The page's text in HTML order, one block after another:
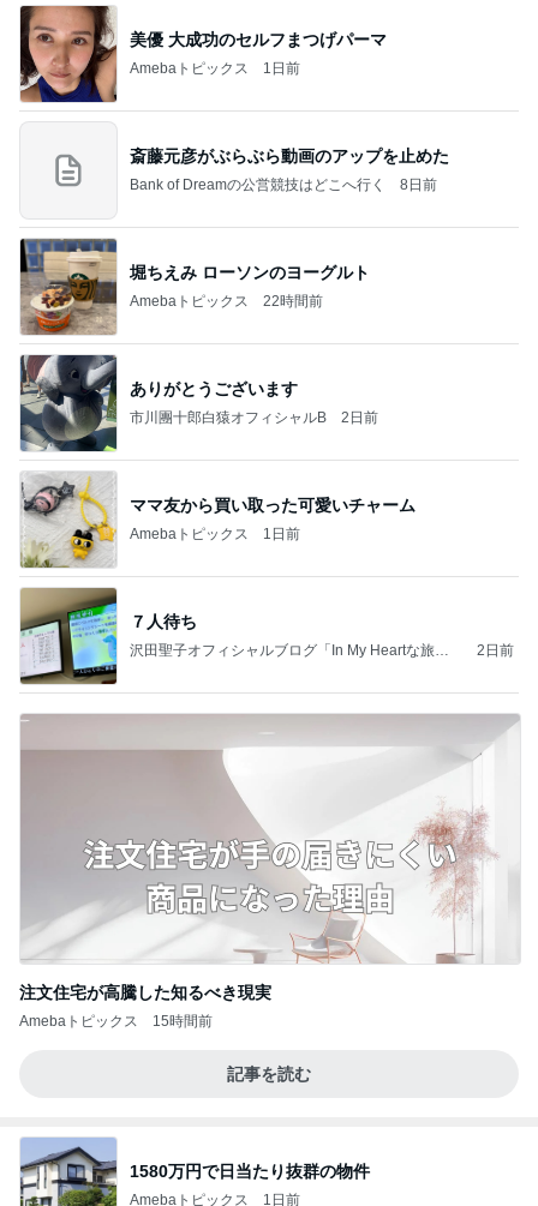
美優 大成功のセルフまつげパーマ
Amebaトピックス 1日前
斎藤元彦がぶらぶら動画のアップを止めた
Bank of Dreamの公営競技はどこへ行く 8日前
堀ちえみ ローソンのヨーグルト
Amebaトピックス 22時間前
ありがとうございます
市川團十郎白猿オフィシャルB 2日前
ママ友から買い取った可愛いチャーム
Amebaトピックス 1日前
７人待ち
沢田聖子オフィシャルブログ「In My Heartな旅日
2日前
注文住宅が高騰した知るべき現実
Amebaトピックス 15時間前
記事を読む
1580万円で日当たり抜群の物件
Amebaトピックス 1日前